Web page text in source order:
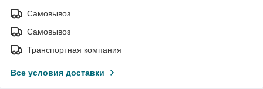
Самовывоз
Самовывоз
Транспортная компания
Все условия доставки